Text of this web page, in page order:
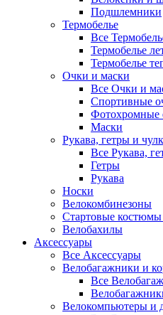
Подшлемники
Термобелье
Все
Термобелье
Термобелье
Очки и маски
Все Очки и
Спортивные
Фотохромные
Маски
Рукава, гетры и
Все Рукава,
Гетры
Рукава
Носки
Велокомбинезоны
Стартовые костюмы
Велобахилы
Аксессуары
Все Аксессуары
Велобагажники и
Все
Велокомпьютеры и